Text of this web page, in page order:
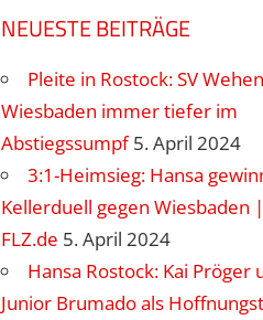
NEUESTE BEITRÄGE
Pleite in Rostock: SV Wehen
Wiesbaden immer tiefer im
Abstiegssumpf 5. April 2024
3:1-Heimsieg: Hansa
Kellerduell gegen Wiesbaden |
FLZ.de 5. April 2024
Hansa Rostock: Kai Pröger
Junior Brumado als